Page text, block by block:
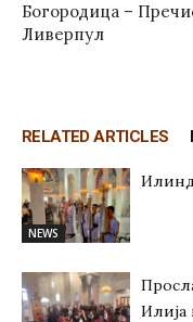
Богородица –
Ливерпул
RELATED ARTICLES
NEWS
Илија